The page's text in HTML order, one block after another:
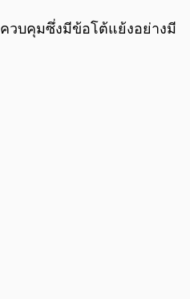
วบคุมซึ่งมีข้อโต้แย้งอย่างมี